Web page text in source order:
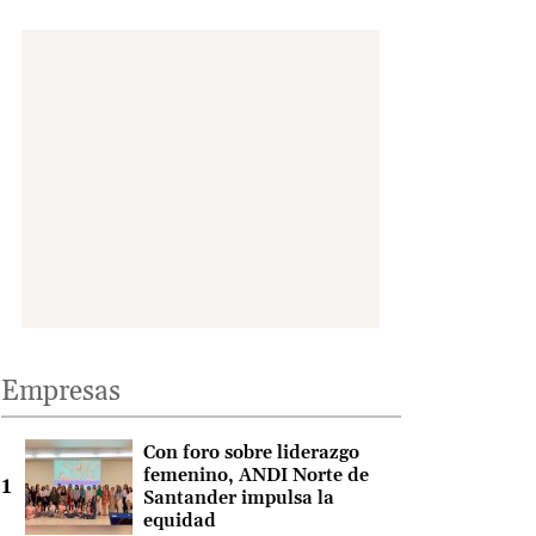
Empresas
Con foro sobre liderazgo
femenino, ANDI Norte de
Santander impulsa la
equidad